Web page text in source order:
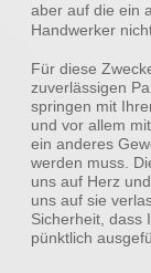
aber auf die ein
Handwerker
Für diese
zuverlässigen
springen mit
und vor allem
ein anderes
werden muss.
uns auf Herz
uns auf sie
Sicherheit, dass
pünktlich